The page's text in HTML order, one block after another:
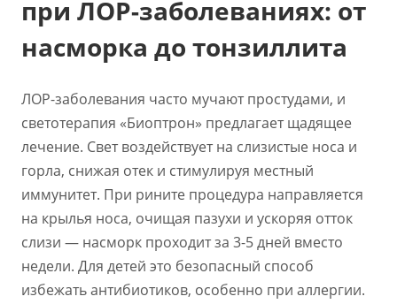
при ЛОР-заболеваниях: от
насморка до тонзиллита
ЛОР-заболевания часто мучают простудами, и
светотерапия «Биоптрон» предлагает щадящее
лечение. Свет воздействует на слизистые носа и
горла, снижая отек и стимулируя местный
иммунитет. При рините процедура направляется
на крылья носа, очищая пазухи и ускоряя отток
слизи — насморк проходит за 3-5 дней вместо
недели. Для детей это безопасный способ
избежать антибиотиков, особенно при аллергии.